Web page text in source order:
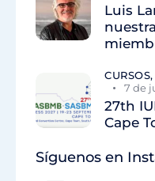
Luis
7 de
27th
Cape
Síguenos en